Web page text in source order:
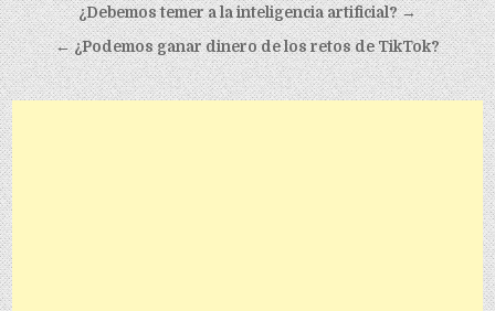
Post navigation
¿Debemos temer a la inteligencia artificial? →
← ¿Podemos ganar dinero de los retos de TikTok?